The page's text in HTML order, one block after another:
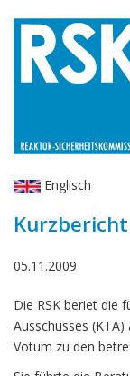
Skip
main
content
Englisch
05.11.2009
Die RSK beriet die
Ausschusses
Votum zu den